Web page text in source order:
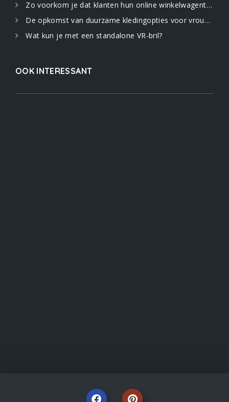
Zo voorkom je dat klanten hun online winkelwagentje verlaten: 5 strategieën
De opkomst van duurzame kledingopties voor vrouwen
Wat kun je met een standalone VR-bril?
OOK INTERESSANT